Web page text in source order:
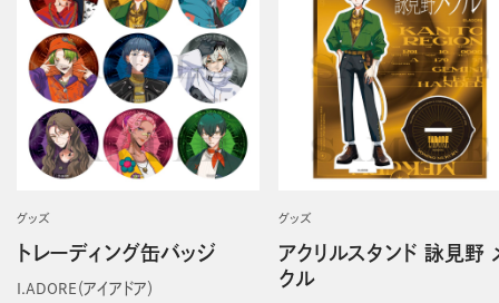
グッズ
トレーディング缶バッジ
I.ADORE（アイアドア）
グッズ
アクリルスタンド 詠見野
クル